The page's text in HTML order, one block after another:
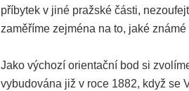
příbytek v jiné pražské části,
zaměříme zejména na to, jaké
Jako výchozí orientační bod si
vybudována již v roce 1882, když se